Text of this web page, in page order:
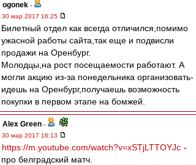
ogonek -
30 мар 2017 16:25
Билетный отдел как всегда отличился,помимо
ужасной работы сайта,так еще и подвисли
продажи на Оренбург.
Молодцы,на рост посещаемости работают. А
могли акцию из-за понедельника организовать-
идешь на Оренбург,получаешь возможность
покупки в первом этапе на бомжей.
Alex Green -
30 мар 2017 16:13
https://m.youtube.com/watch?v=xSTjLTTOYJc -
про белградский матч.